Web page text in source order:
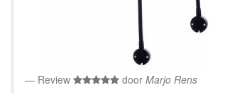
Review door Marjo Rens